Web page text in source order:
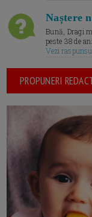
Naștere
Bună, Dragi
peste 38 de
Vezi
PROPUNERI